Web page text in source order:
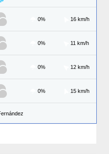
0% 16 km/h
0% 11 km/h
0% 12 km/h
0% 15 km/h